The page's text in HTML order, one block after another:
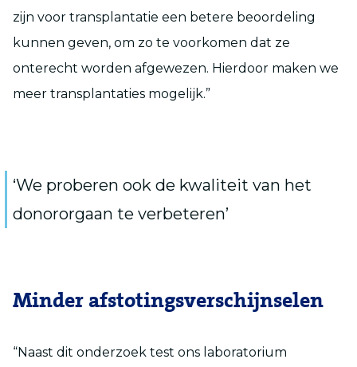
zijn voor transplantatie een betere beoordeling
kunnen geven, om zo te voorkomen dat ze
onterecht worden afgewezen. Hierdoor maken we
meer transplantaties mogelijk.”
‘We proberen ook de kwaliteit van het
donororgaan te verbeteren’
Minder afstotingsverschijnselen
“Naast dit onderzoek test ons laboratorium